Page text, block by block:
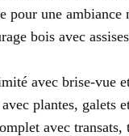
pour une ambiance
bois avec
avec brise-vue
plantes, galets
avec transats,